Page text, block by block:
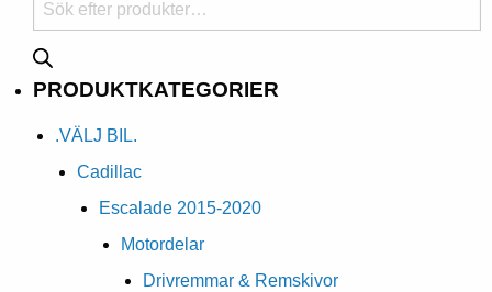
PRODUKTKATEGORIER
.VÄLJ BIL.
Cadillac
Escalade 2015-2020
Motordelar
Drivremmar & Remskivor